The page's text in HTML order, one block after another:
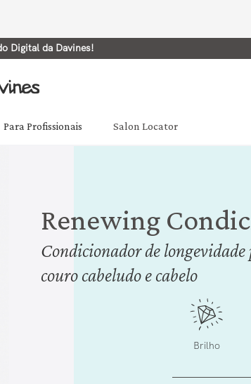
Digital da Davines!
Para Profissionais Salon Locator
Renewing
Condicionador de longevidade
couro cabeludo e cabelo
Brilho